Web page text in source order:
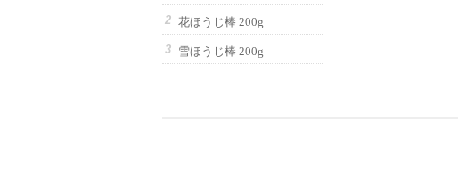
花ほうじ棒 200g
雪ほうじ棒 200g